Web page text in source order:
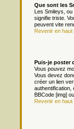
Que sont les
Les Smileys,
signifie triste.
peuvent vite
Revenir en haut
Puis-je poster
Vous pouvez
Vous devez
créer un lien
authentification,
BBCode [img]
Revenir en haut